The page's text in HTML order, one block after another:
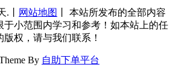
.丨 网站地图
丨 本站所发布的全部内容
于小范围内学习和参考！如本站上的任
权，请与我们联系！
By 自助下单平台